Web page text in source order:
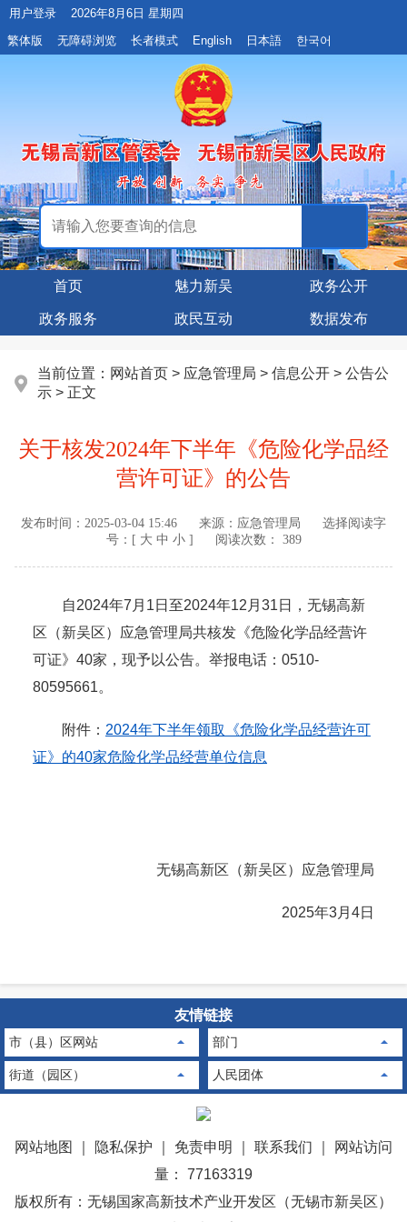
用户登录
2026年8月6日 星期四
繁体版
无障碍浏览 长者模式 English 日本語 한국어
首页 魅力新吴 政务公开
政务服务 政民互动 数据发布
当前位置： 网站首页 > 应急管理局 > 信息公开 > 公告公
示 > 正文
关于核发2024年下半年《危险化学品经
营许可证》的公告
发布时间： 2025-03-04 15:46 来源： 应急管理局
选择阅读字
号：[ 大 中 小] 阅读次数： 389
自2024年7月1日至2024年12月31日，无锡高新
区（新吴区）应急管理局共核发《危险化学品经营许
可证》40家，现予以公告。举报电话：0510-
80595661。
附件： 2024年下半年领取《危险化学品经营许可
证》的40家危险化学品经营单位信息
无锡高新区（新吴区）应急管理局
2025年3月4日
友情链接
市（县）区网站 部门
街道（园区） 人民团体
网站地图 隐私保护 免责申明 联系我们
网站访问
量： 77163319
版权所有：无锡国家高新技术产业开发区（无锡市新吴区）